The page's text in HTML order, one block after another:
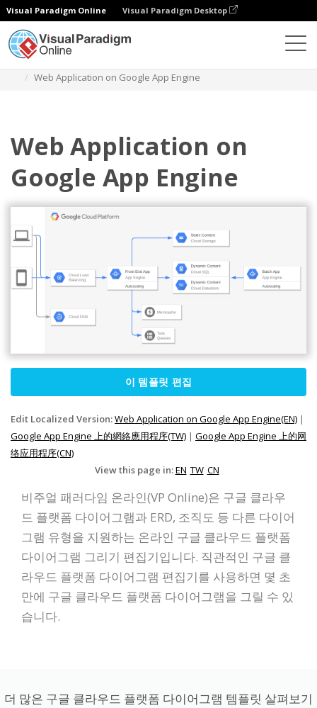
Visual Paradigm Online Visual Paradigm Desktop
Web Application on Google App Engine
Web Application on
Google App Engine
이 템플릿 편집
Edit Localized Version:Web Application on Google App Engine(EN) |
Google App Engine 上的網絡應用程序(TW) | Google App Engine 上的网
络应用程序(CN)
View this page in:EN TW CN
비주얼 패러다임 온라인(VP Online)은 구글 클라우
드 플랫폼 다이어그램과 ERD, 조직도 등 다른 다이어
그램 유형을 지원하는 온라인 구글 클라우드 플랫폼
다이어그램 그리기 편집기입니다. 직관적인 구글 클
라우드 플랫폼 다이어그램 편집기를 사용하면 몇 초
만에 구글 클라우드 플랫폼 다이어그램을 그릴 수 있
습니다.
더 많은 구글 클라우드 플랫폼 다이어그램 템플릿 살펴보기